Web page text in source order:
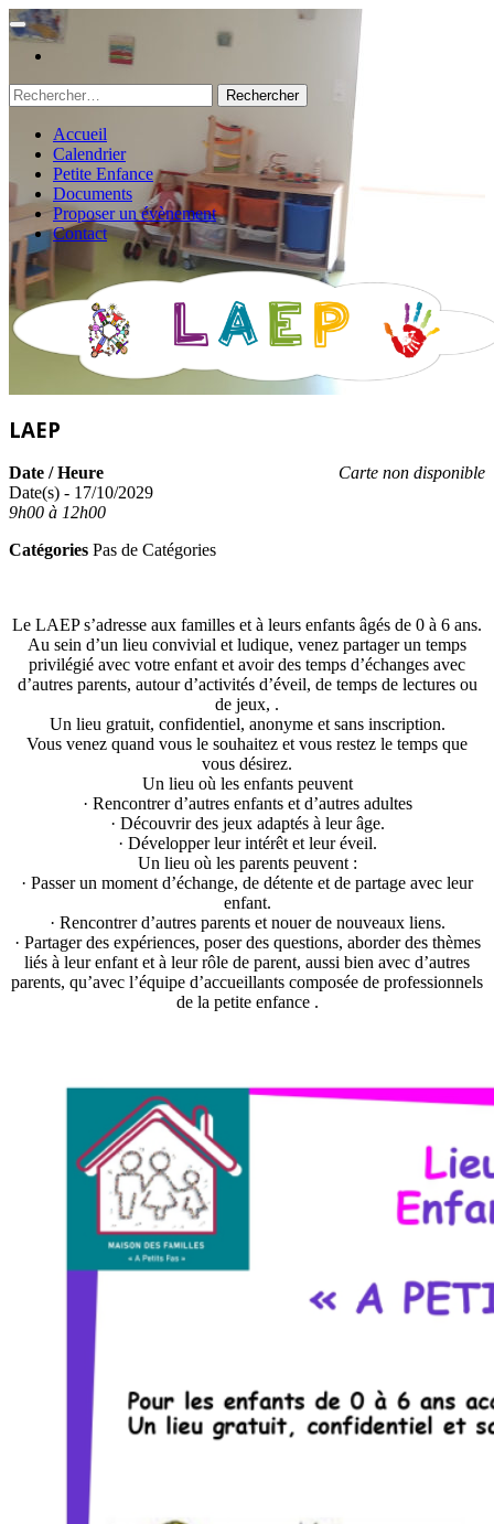
Rechercher :
Accueil
Calendrier
Petite Enfance
Documents
Proposer un évènement
Contact
LAEP
Carte non disponible
Date / Heure
Date(s) - 17/10/2029
9h00 à 12h00
Catégories Pas de Catégories
Le LAEP s’adresse aux familles et à leurs enfants âgés de 0 à 6 ans.
Au sein d’un lieu convivial et ludique, venez partager un temps
privilégié avec votre enfant et avoir des temps d’échanges avec
d’autres parents, autour d’activités d’éveil, de temps de lectures ou
de jeux, .
Un lieu gratuit, confidentiel, anonyme et sans inscription.
Vous venez quand vous le souhaitez et vous restez le temps que
vous désirez.
Un lieu où les enfants peuvent
· Rencontrer d’autres enfants et d’autres adultes
· Découvrir des jeux adaptés à leur âge.
· Développer leur intérêt et leur éveil.
Un lieu où les parents peuvent :
· Passer un moment d’échange, de détente et de partage avec leur
enfant.
· Rencontrer d’autres parents et nouer de nouveaux liens.
· Partager des expériences, poser des questions, aborder des thèmes
liés à leur enfant et à leur rôle de parent, aussi bien avec d’autres
parents, qu’avec l’équipe d’accueillants composée de professionnels
de la petite enfance .